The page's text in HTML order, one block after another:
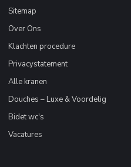
Sitemap
Over Ons
Klachten procedure
Privacystatement
Alle kranen
Douches – Luxe & Voordelig
Bidet wc's
Vacatures